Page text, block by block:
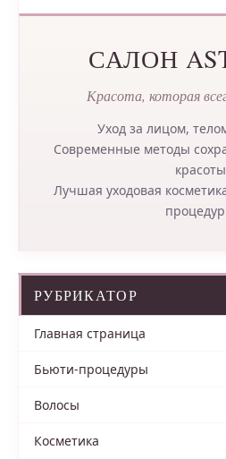
САЛОН
Красота, которая
Уход за лицом,
Современные методы
красоты
Лучшая уходовая
РУБРИКАТОР
Главная страница
Бьюти-процедуры
Волосы
Косметика